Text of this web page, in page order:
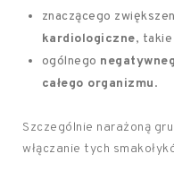
znaczącego
kardiologiczne,
ogólnego
całego organizmu.
Szczególnie narażoną
włączanie tych